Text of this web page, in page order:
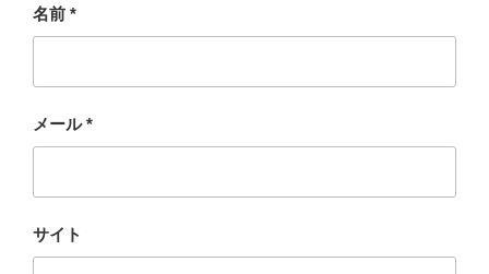
名前 *
メール*
サイト